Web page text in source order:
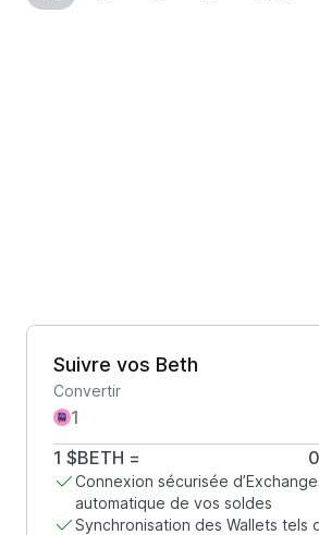
Suivre vos Beth
Convertir
1 $BETH =
Connexion sécurisée
automatique de vos soldes
Synchronisation des Wallets tels